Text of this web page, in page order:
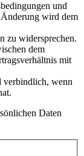
und
wird dem
zu widersprechen.
dem
mit
verbindlich, wenn
Daten